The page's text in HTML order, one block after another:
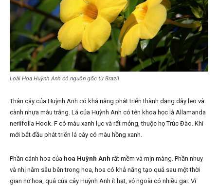
Loài Hoa Huỳnh Anh có nguồn gốc từ Brazil
Thân cây của Huỳnh Anh có khả năng phát triển thành dạng dây leo và
cành nhựa màu trắng. Lá của Huỳnh Anh có tên khoa học là Allamanda
neriifolia Hook. F có màu xanh lục và rất mỏng, thuộc họ Trúc Đào. Khi
mới bắt đầu phát triển lá cây có màu hồng xanh.
Phần cánh hoa của hoa Huỳnh Anh rất mềm và mịn màng. Phần nhuỵ
và nhị nằm sâu bên trong hoa, hoa có khả năng tạo quả sau một thời
gian nở hoa, quả của cây Huỳnh Anh ít hạt, vỏ ngoài có nhiều gai. Vì